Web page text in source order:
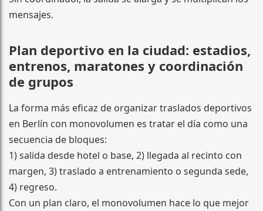
mensajes.
Plan deportivo en la ciudad: estadios,
entrenos, maratones y coordinación
de grupos
La forma más eficaz de organizar traslados deportivos
en Berlín con monovolumen es tratar el día como una
secuencia de bloques:
1) salida desde hotel o base, 2) llegada al recinto con
margen, 3) traslado a entrenamiento o segunda sede,
4) regreso.
Con un plan claro, el monovolumen hace lo que mejor